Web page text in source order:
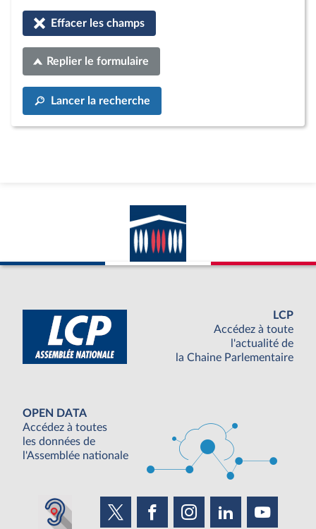
Effacer les champs
Replier le formulaire
Lancer la recherche
LCP
Accédez à toute
l'actualité de
la Chaine Parlementaire
OPEN DATA
Accédez à toutes
les données de
l'Assemblée nationale